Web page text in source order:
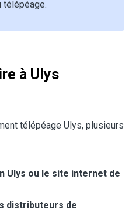
télépéage.
à Ulys
télépéage Ulys, plusieurs
Ulys ou le site internet de
distributeurs de